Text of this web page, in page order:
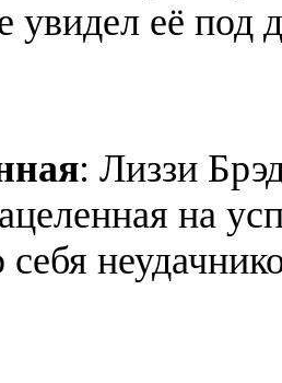
увидел её
: Лиззи
на